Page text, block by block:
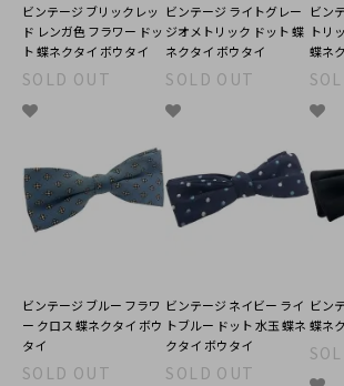
ビンテージ ブリックレッ
ド レンガ色 フラワー ドッ
ト 蝶ネクタイ ボウタイ
SOLD OUT
ビンテージ ライトグレー
ジオメトリック ドット 蝶
ネクタイ ボウタイ
SOLD OUT
ビン
トリ
蝶ネ
ビンテージ ブルー フラワ
ー クロス 蝶ネクタイ ボウ
タイ
SOLD OUT
ビンテージ ネイビー ライ
トブルー ドット 水玉 蝶ネ
クタイ ボウタイ
SOLD OUT
ビン
蝶ネ